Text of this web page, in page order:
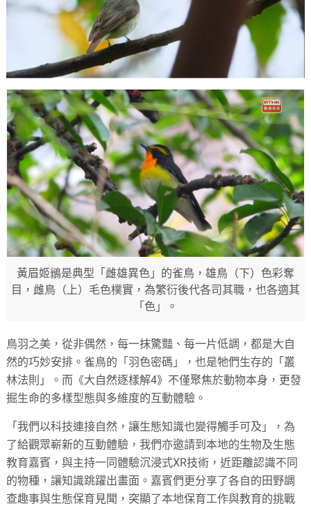
黃眉姬鶲是典型「雌雄異色」的雀鳥，雄鳥（下）色彩奪
目，雌鳥（上）毛色樸實，為繁衍後代各司其職，也各適其
「色」。
鳥羽之美，從非偶然，每一抹驚豔、每一片低調，都是大自
然的巧妙安排。雀鳥的「羽色密碼」，也是牠們生存的「叢
林法則」。而《大自然逐樣解4》不僅聚焦於動物本身，更發
掘生命的多樣型態與多維度的互動體驗。
「我們以科技連接自然，讓生態知識也變得觸手可及」，為
了給觀眾嶄新的互動體驗，我們亦邀請到本地的生物及生態
教育嘉賓，與主持一同體驗沉浸式XR技術，近距離認識不同
的物種，讓知識跳躍出畫面。嘉賓們更分享了各自的田野調
查趣事與生態保育見聞，突顯了本地保育工作與教育的挑戰